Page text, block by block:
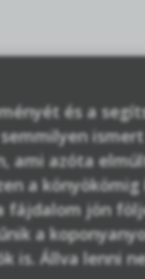
és a
ami azóta
a
fájdalom jön
a
is. Állva lenni